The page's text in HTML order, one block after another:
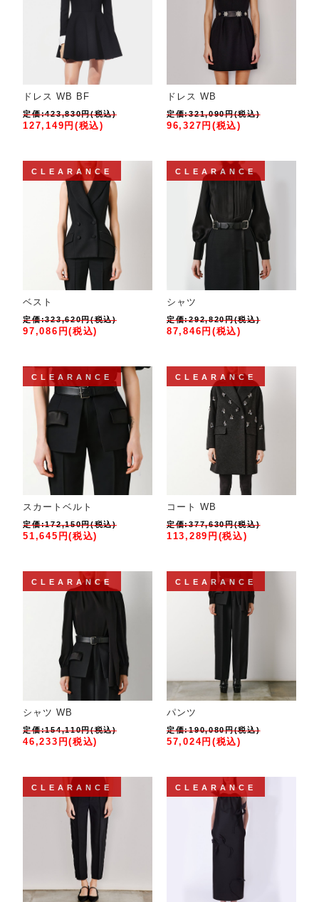
ドレス WB BF
定価:423,830円(税込)
127,149円(税込)
ドレス WB
定価:321,090円(税込)
96,327円(税込)
CLEARANCE
ベスト
定価:323,620円(税込)
97,086円(税込)
CLEARANCE
シャツ
定価:292,820円(税込)
87,846円(税込)
CLEARANCE
スカートベルト
定価:172,150円(税込)
51,645円(税込)
CLEARANCE
コート WB
定価:377,630円(税込)
113,289円(税込)
CLEARANCE
シャツ WB
定価:154,110円(税込)
46,233円(税込)
CLEARANCE
パンツ
定価:190,080円(税込)
57,024円(税込)
CLEARANCE CLEARANCE